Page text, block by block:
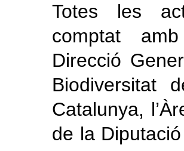
Totes les
comptat
Direcció
Biodiversitat
Catalunya,
de la